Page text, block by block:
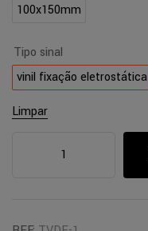
100x150mm
Tipo sinal
vinil fixação eletrostática
Limpar